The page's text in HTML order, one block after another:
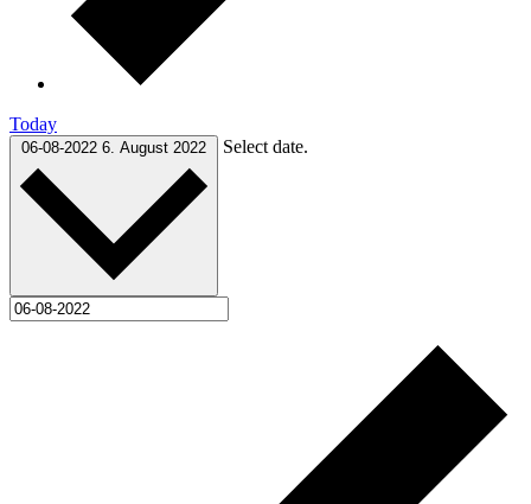
Today
06-08-2022 6. August 2022 Select date.